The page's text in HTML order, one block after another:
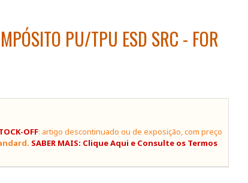
PU/TPU ESD SRC - FOR
OFF: artigo descontinuado ou de exposição, com preço
SABER MAIS: Clique Aqui e Consulte os Termos